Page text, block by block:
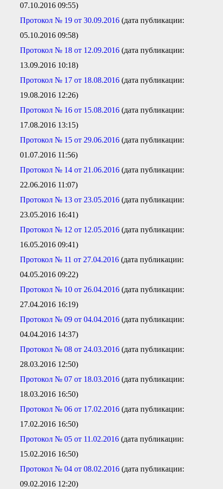
07.10.2016 09:55)
Протокол № 19 от 30.09.2016 (дата публикации:
05.10.2016 09:58)
Протокол № 18 от 12.09.2016 (дата публикации:
13.09.2016 10:18)
Протокол № 17 от 18.08.2016 (дата публикации:
19.08.2016 12:26)
Протокол № 16 от 15.08.2016 (дата публикации:
17.08.2016 13:15)
Протокол № 15 от 29.06.2016 (дата публикации:
01.07.2016 11:56)
Протокол № 14 от 21.06.2016 (дата публикации:
22.06.2016 11:07)
Протокол № 13 от 23.05.2016 (дата публикации:
23.05.2016 16:41)
Протокол № 12 от 12.05.2016 (дата публикации:
16.05.2016 09:41)
Протокол № 11 от 27.04.2016 (дата публикации:
04.05.2016 09:22)
Протокол № 10 от 26.04.2016 (дата публикации:
27.04.2016 16:19)
Протокол № 09 от 04.04.2016 (дата публикации:
04.04.2016 14:37)
Протокол № 08 от 24.03.2016 (дата публикации:
28.03.2016 12:50)
Протокол № 07 от 18.03.2016 (дата публикации:
18.03.2016 16:50)
Протокол № 06 от 17.02.2016 (дата публикации:
17.02.2016 16:50)
Протокол № 05 от 11.02.2016 (дата публикации:
15.02.2016 16:50)
Протокол № 04 от 08.02.2016 (дата публикации:
09.02.2016 12:20)